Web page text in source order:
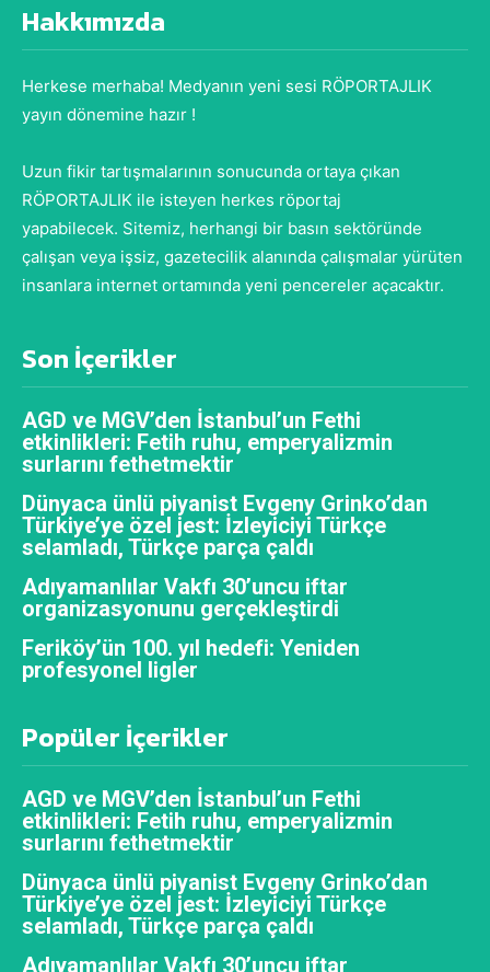
Hakkımızda
Herkese merhaba! Medyanın yeni sesi RÖPORTAJLIK
yayın dönemine hazır !
Uzun fikir tartışmalarının sonucunda ortaya çıkan
RÖPORTAJLIK ile isteyen herkes röportaj
yapabilecek. Sitemiz, herhangi bir basın sektöründe
çalışan veya işsiz, gazetecilik alanında çalışmalar yürüten
insanlara internet ortamında yeni pencereler açacaktır.
Son İçerikler
AGD ve MGV’den İstanbul’un Fethi
etkinlikleri: Fetih ruhu, emperyalizmin
surlarını fethetmektir
Dünyaca ünlü piyanist Evgeny Grinko’dan
Türkiye’ye özel jest: İzleyiciyi Türkçe
selamladı, Türkçe parça çaldı
Adıyamanlılar Vakfı 30’uncu iftar
organizasyonunu gerçekleştirdi
Feriköy’ün 100. yıl hedefi: Yeniden
profesyonel ligler
Popüler İçerikler
AGD ve MGV’den İstanbul’un Fethi
etkinlikleri: Fetih ruhu, emperyalizmin
surlarını fethetmektir
Dünyaca ünlü piyanist Evgeny Grinko’dan
Türkiye’ye özel jest: İzleyiciyi Türkçe
selamladı, Türkçe parça çaldı
Adıyamanlılar Vakfı 30’uncu iftar